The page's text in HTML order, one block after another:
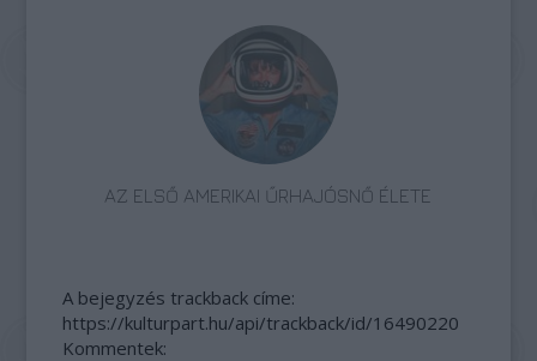
AZ ELSŐ AMERIKAI ŰRHAJÓSNŐ ÉLETE
A bejegyzés trackback címe:
https://kulturpart.hu/api/trackback/id/16490220
Kommentek: